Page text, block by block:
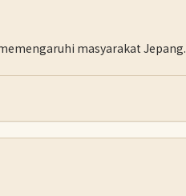
masyarakat Jepang.